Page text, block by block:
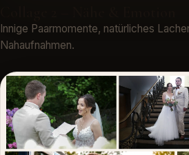
Innige Paarmomente, natürliches
Nahaufnahmen.